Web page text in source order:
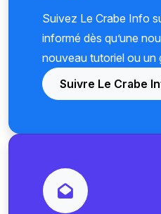
Suivez Le Crabe Info
informé dès qu’une
nouveau tutoriel ou un
Suivre Le Crabe